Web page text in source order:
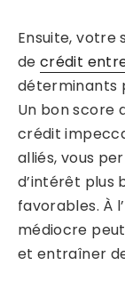
Ensuite,
decrédit
déterminants
Un bon score
crédit
alliés, vous
d’intérêt plus
favorables. À
médiocre
et entraîner